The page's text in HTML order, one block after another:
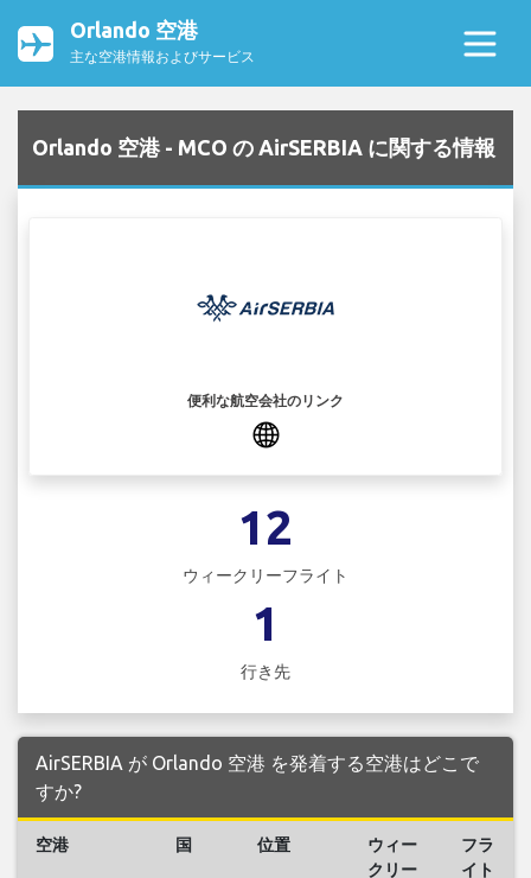
Orlando 空港
主な空港情報およびサービス
Orlando 空港 - MCO の AirSERBIA に関する情報
便利な航空会社のリンク
12
ウィークリーフライト
1
行き先
AirSERBIA が Orlando 空港 を発着する空港はどこで
すか?
空港 国 位置
ウィー
クリー
フラ
イト